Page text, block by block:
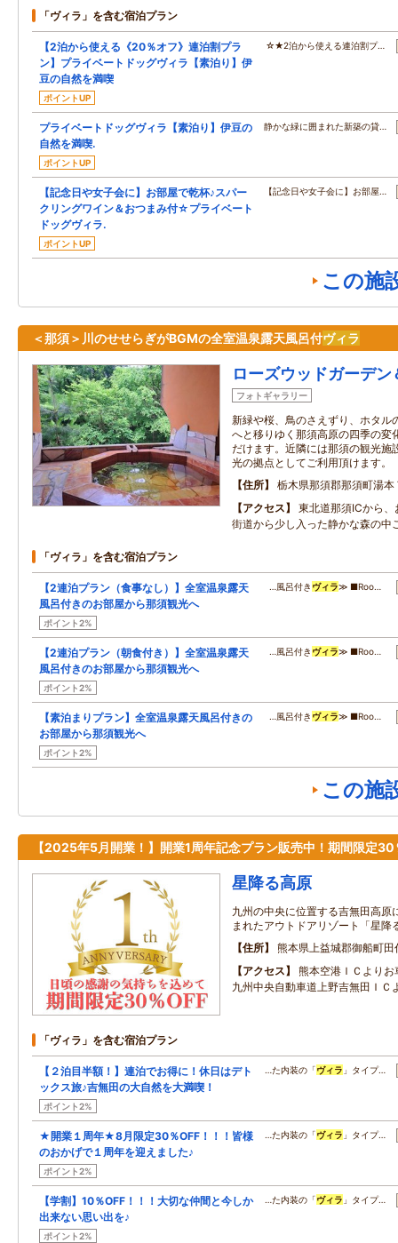
「ヴィラ」を含む宿泊プラン
【2泊から使える《20％オフ》連泊割プラ
ン】プライベートドッグヴィラ【素泊り】伊
豆の自然を満喫
ポイントUP
☆★2泊から使える連泊割プ…
プライベートドッグヴィラ【素泊り】伊豆の
自然を満喫.
ポイントUP
静かな緑に囲まれた新築の貸…
【記念日や女子会に】お部屋で乾杯♪スパー
クリングワイン＆おつまみ付☆プライベート
ドッグヴィラ.
ポイントUP
【記念日や女子会に】お部屋…
この施
＜那須＞川のせせらぎがBGMの全室温泉露天風呂付ヴィラ
ローズウッドガーデン
フォトギャラリー
新緑や桜、鳥のさえずり、ホタル
へと移りゆく那須高原の四季の変
だけます。近隣には那須の観光施
光の拠点としてご利用頂けます。
住所
栃木県那須郡那須町湯本
アクセス
東北道那須ICから
街道から少し入った静かな森の中
「ヴィラ」を含む宿泊プラン
【2連泊プラン（食事なし）】全室温泉露天
風呂付きのお部屋から那須観光へ
ポイント2%
…風呂付き ヴィラ≫ ■Roo…
【2連泊プラン（朝食付き）】全室温泉露天
風呂付きのお部屋から那須観光へ
ポイント2%
…風呂付き ヴィラ≫ ■Roo…
【素泊まりプラン】全室温泉露天風呂付きの
お部屋から那須観光へ
ポイント2%
…風呂付き ヴィラ≫ ■Roo…
この施
【2025年5月開業！】開業1周年記念プラン販売中！期間限定30
星降る高原
九州の中央に位置する吉無田高原
まれたアウトドアリゾート「星
住所
熊本県上益城郡御船町田
アクセス
熊本空港ＩＣより
九州中央自動車道上野吉無田ＩＣ
「ヴィラ」を含む宿泊プラン
【２泊目半額！】連泊でお得に！休日はデト
ックス旅♪吉無田の大自然を大満喫！
ポイント2%
…た内装の「ヴィラ 」タイプ…
★開業１周年★8月限定30％OFF！！！皆様
のおかげで１周年を迎えました♪
ポイント2%
…た内装の「ヴィラ 」タイプ…
【学割】10％OFF！！！大切な仲間と今しか
出来ない思い出を♪
ポイント2%
…た内装の「ヴィラ 」タイプ…